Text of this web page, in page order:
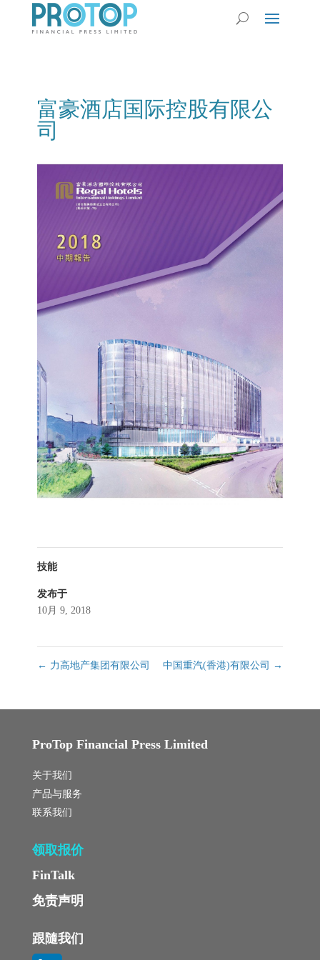
富豪酒店国际控股有限公
司
技能
发布于
10月 9, 2018
← 力高地产集团有限公司 中国重汽(香港)有限公司 →
ProTop Financial Press Limited
关于我们
产品与服务
联系我们
领取报价
FinTalk
免责声明
跟隨我们